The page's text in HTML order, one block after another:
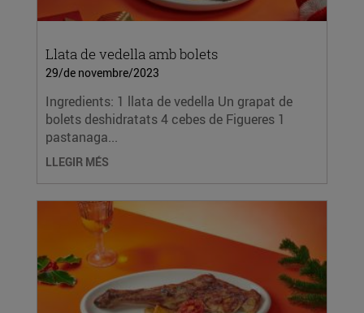
Llata de vedella amb bolets
29/de novembre/2023
Ingredients: 1 llata de vedella Un grapat de
bolets deshidratats 4 cebes de Figueres 1
pastanaga...
LLEGIR MÉS